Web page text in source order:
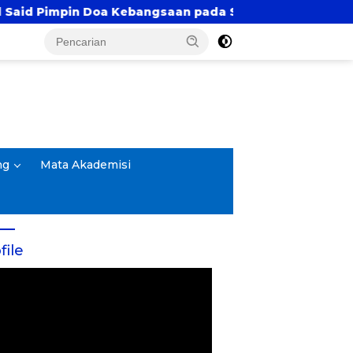
pada Semarak HUT Kemerdekaan RI Ke-81
Mata Akademisi